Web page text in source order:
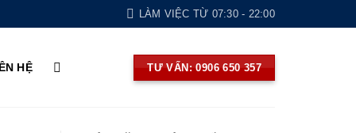
LÀM VIỆC TỪ 07:30 - 22:00
HỆ TƯ VẤN: 0906 650 357